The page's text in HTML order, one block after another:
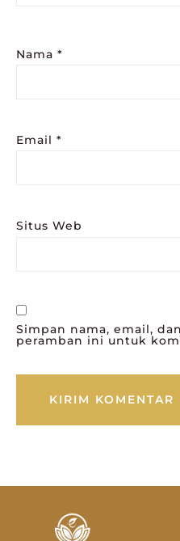
Nama *
Email *
Situs Web
Simpan nama, email,
peramban ini untuk